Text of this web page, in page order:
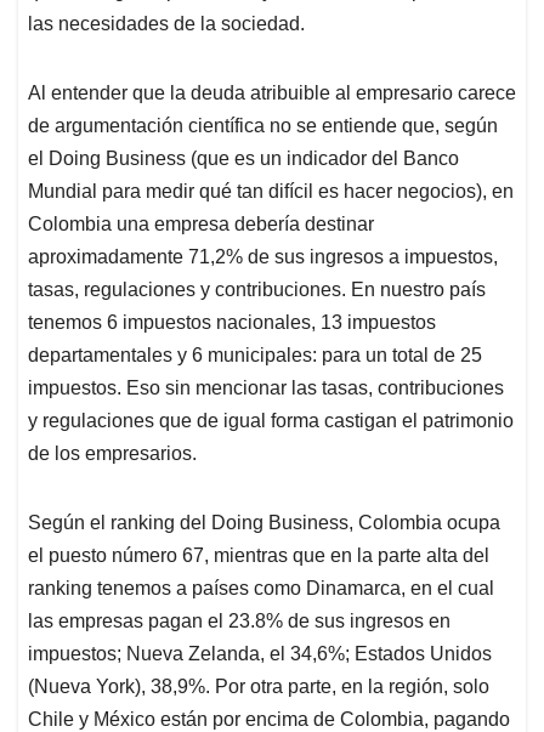
las necesidades de la sociedad.
Al entender que la deuda atribuible al empresario carece
de argumentación científica no se entiende que, según
el Doing Business (que es un indicador del Banco
Mundial para medir qué tan difícil es hacer negocios), en
Colombia una empresa debería destinar
aproximadamente 71,2% de sus ingresos a impuestos,
tasas, regulaciones y contribuciones. En nuestro país
tenemos 6 impuestos nacionales, 13 impuestos
departamentales y 6 municipales: para un total de 25
impuestos. Eso sin mencionar las tasas, contribuciones
y regulaciones que de igual forma castigan el patrimonio
de los empresarios.
Según el ranking del Doing Business, Colombia ocupa
el puesto número 67, mientras que en la parte alta del
ranking tenemos a países como Dinamarca, en el cual
las empresas pagan el 23.8% de sus ingresos en
impuestos; Nueva Zelanda, el 34,6%; Estados Unidos
(Nueva York), 38,9%. Por otra parte, en la región, solo
Chile y México están por encima de Colombia, pagando